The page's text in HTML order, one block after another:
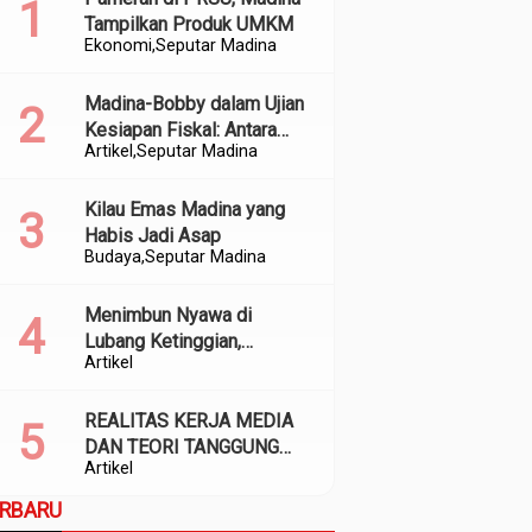
Ekonomi Seputar Madina
Tampilkan Produk UMKM
Artikel Seputar Madina
Madina-Bobby dalam Ujian
Kesiapan Fiskal: Antara
Kedekatan Politik dan
BudayaSeputar Madina
Kilau Emas Madina yang
Habis Jadi Asap
Artikel
Menimbun Nyawa di
Lubang Ketinggian,
Meracuni Air di Sepanjang
Artikel
REALITAS KERJA MEDIA
DAN TEORI TANGGUNG
JAWAB SOSIAL